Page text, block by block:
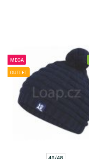
MEGA
OUTLET
46/48